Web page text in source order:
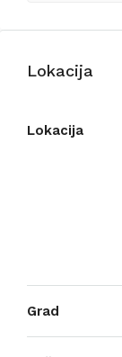
Lokacija
Lokacija
Grad